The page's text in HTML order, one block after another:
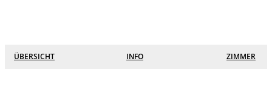
Grüne Stadtterrassen
ÜBERSICHT INFO ZIMMER